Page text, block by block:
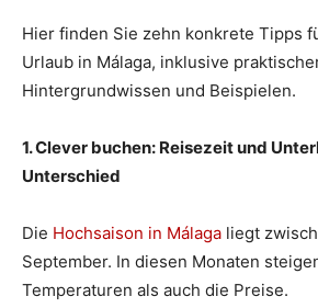
Hier finden Sie zehn konkrete Tipps
Urlaub in Málaga, inklusive
Hintergrundwissen und Beispielen.
1. Clever buchen: Reisezeit und
Unterschied
Die Hochsaison in Málaga liegt
September. In diesen Monaten
Temperaturen als auch die Preise.